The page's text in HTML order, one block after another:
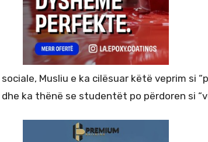
Musliu e ka cilësuar këtë veprim si
ka thënë se studentët po përdoren si